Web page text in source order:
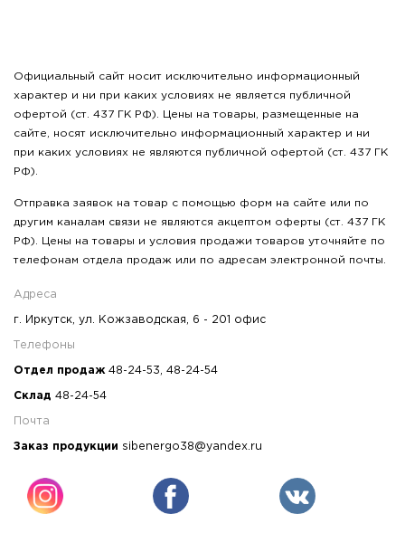
Официальный сайт носит исключительно информационный
характер и ни при каких условиях не является публичной
офертой (ст. 437 ГК РФ). Цены на товары, размещенные на
сайте, носят исключительно информационный характер и ни
при каких условиях не являются публичной офертой (ст. 437 ГК
РФ).
Отправка заявок на товар с помощью форм на сайте или по
другим каналам связи не являются акцептом оферты (ст. 437 ГК
РФ). Цены на товары и условия продажи товаров уточняйте по
телефонам отдела продаж или по адресам электронной почты.
Адреса
г. Иркутск, ул. Кожзаводская, 6 - 201 офис
Телефоны
Отдел продаж 48-24-53 48-24-54
Склад 48-24-54
Почта
Заказ продукции sibenergo38@yandex.ru